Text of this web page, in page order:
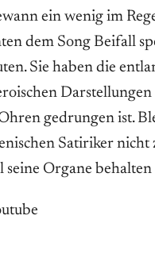
ein wenig im
dem Song Beifall
Sie haben die
Darstellungen
gedrungen ist.
Satiriker nicht
seine Organe